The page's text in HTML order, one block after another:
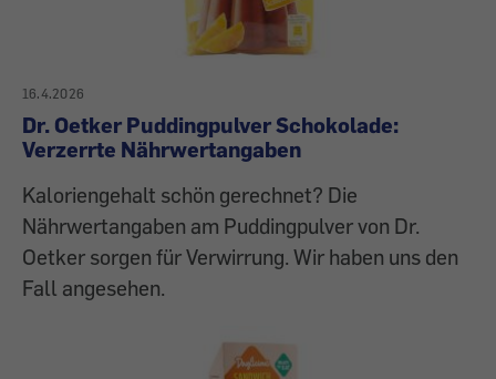
16.4.2026
Dr. Oetker Puddingpulver Schokolade:
Verzerrte Nährwertangaben
Kaloriengehalt schön gerechnet? Die
Nährwertangaben am Puddingpulver von Dr.
Oetker sorgen für Verwirrung. Wir haben uns den
Fall angesehen.